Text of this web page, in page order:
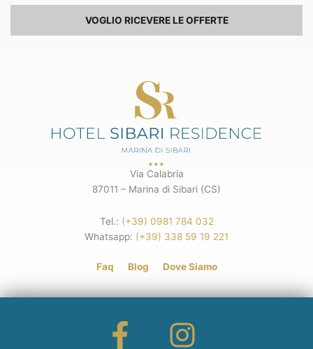
Via Calabria
87011 – Marina di Sibari (CS)
Tel.: (+39) 0981 784 032
Whatsapp: (+39) 338 59 19 221
Faq Blog Dove Siamo
VOGLIO RICEVERE LE OFFERTE
F
I